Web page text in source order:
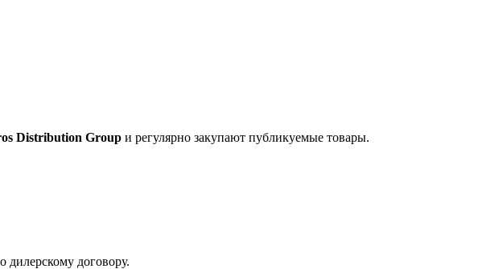
Distribution Group и регулярно закупают публикуемые товары.
договору.